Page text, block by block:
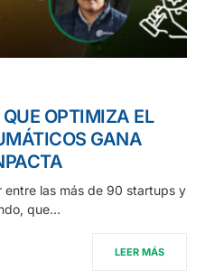
OPTIMIZA EL
GANA
entre las más de 90 startups y
que…
LEER MÁS